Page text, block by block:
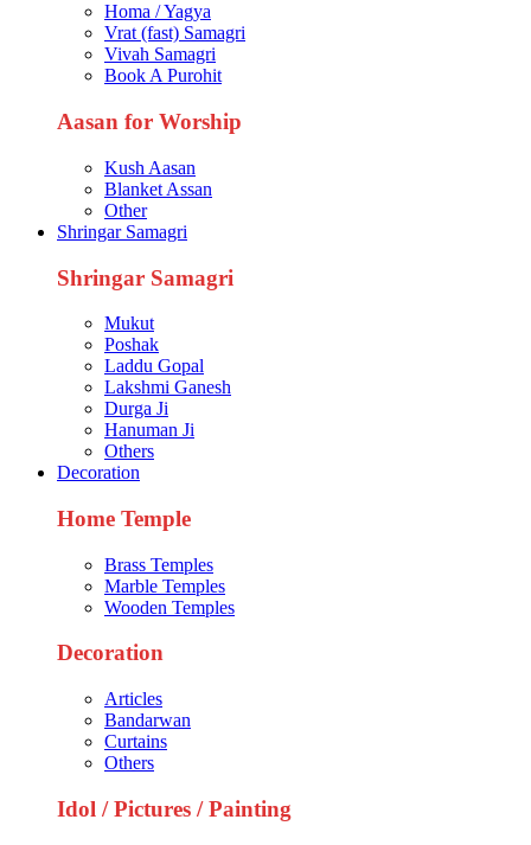
Homa / Yagya
Vrat (fast) Samagri
Vivah Samagri
Book A Purohit
Aasan for Worship
Kush Aasan
Blanket Assan
Other
Shringar Samagri
Shringar Samagri
Mukut
Poshak
Laddu Gopal
Lakshmi Ganesh
Durga Ji
Hanuman Ji
Others
Decoration
Home Temple
Brass Temples
Marble Temples
Wooden Temples
Decoration
Articles
Bandarwan
Curtains
Others
Idol / Pictures / Painting